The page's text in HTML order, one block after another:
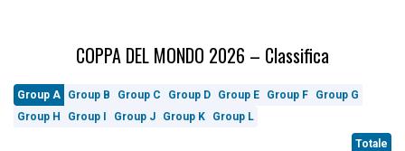
COPPA DEL MONDO 2026 – Classifica
Group A Group B Group C Group D Group E Group F
Group G
Group H
Group I Group J Group K Group L
Totale